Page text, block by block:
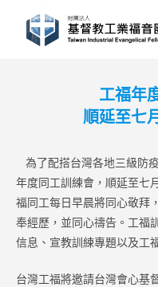
content
工福年
順延至七
為了配搭台灣各地三級防
年度同工訓練會，順延至七
福同工每日早晨將同心敬拜
奉經歷，並同心禱告。工福
信息、宣教訓練專題以及工
台灣工福將邀請台灣會心基